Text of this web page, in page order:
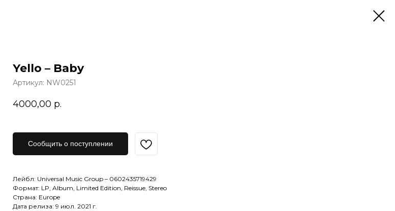
Yello – Baby
Артикул: NW0251
4000,00 р.
Сообщить о поступлении
Лейбл: Universal Music Group – 0602435719429
Формат: LP, Album, Limited Edition, Reissue, Stereo
Страна: Europe
Дата релиза: 9 июл. 2021 г.